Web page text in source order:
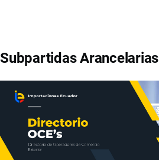
Subpartidas Arancelarias